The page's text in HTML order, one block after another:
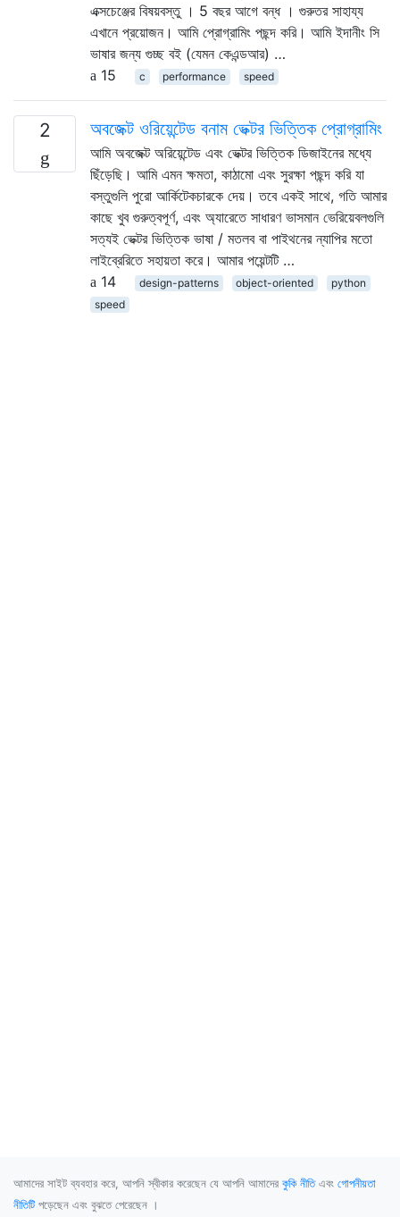
এক্সচেঞ্জের বিষয়বস্তু । 5 বছর আগে বন্ধ । গুরুতর সাহায্য
এখানে প্রয়োজন। আমি প্রোগ্রামিং পছন্দ করি। আমি ইদানীং সি
ভাষার জন্য গুচ্ছ বই (যেমন কেএন্ডআর) …
15
c performance speed
2 অবজেক্ট ওরিয়েন্টেড বনাম ভেক্টর ভিত্তিক প্রোগ্রামিং
আমি অবজেক্ট অরিয়েন্টেড এবং ভেক্টর ভিত্তিক ডিজাইনের মধ্যে
ছিঁড়েছি। আমি এমন ক্ষমতা, কাঠামো এবং সুরক্ষা পছন্দ করি যা
বস্তুগুলি পুরো আর্কিটেকচারকে দেয়। তবে একই সাথে, গতি আমার
কাছে খুব গুরুত্বপূর্ণ, এবং অ্যারেতে সাধারণ ভাসমান ভেরিয়েবলগুলি
সত্যই ভেক্টর ভিত্তিক ভাষা / মতলব বা পাইথনের ন্যাপির মতো
লাইব্রেরিতে সহায়তা করে। আমার পয়েন্টটি …
14
design-patterns object-oriented
python
speed
আমাদের সাইট ব্যবহার করে, আপনি স্বীকার করেছেন যে আপনি আমাদের কুকি নীতিএবং গোপনীয়তা
নীতিটি পড়েছেন এবং বুঝতে পেরেছেন ।